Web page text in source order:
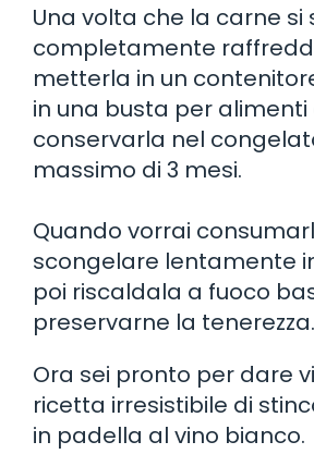
Una volta che la carne si
completamente
metterla in un
in una busta per alimenti
conservarla nel
massimo di 3 mesi.
Quando vorrai
scongelare lentamente
poi riscaldala a fuoco
preservarne la tenerezza.
Ora sei pronto per dare
ricetta irresistibile di
in padella al vino bianco.